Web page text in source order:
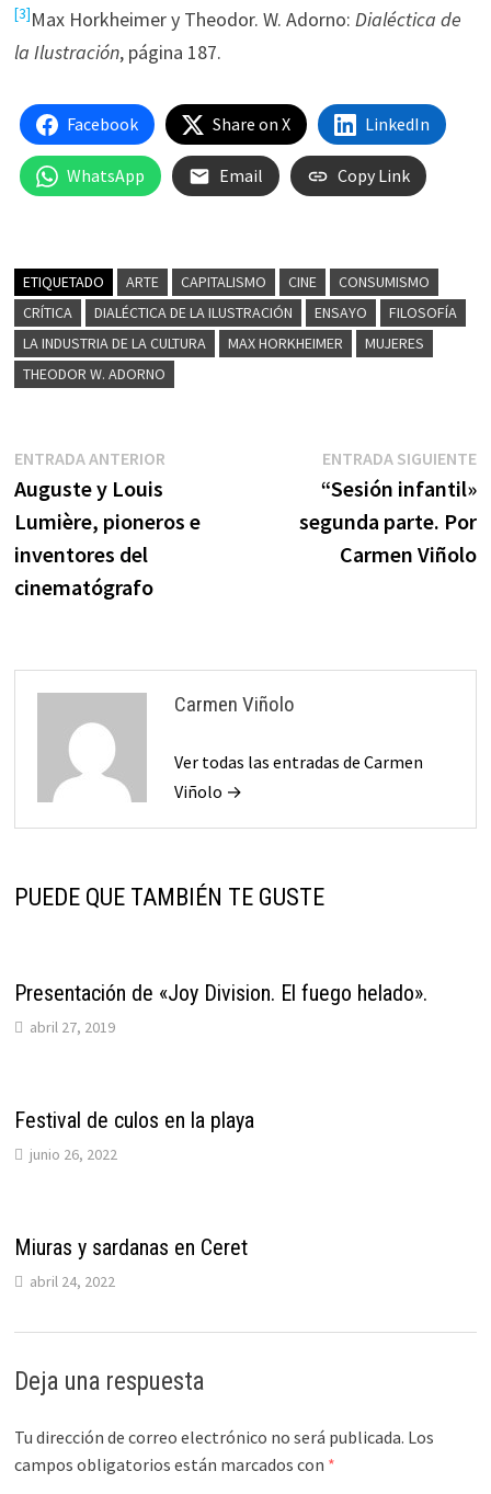
[3]Max Horkheimer y Theodor. W. Adorno: Dialéctica de
la Ilustración, página 187.
Facebook Share on X LinkedIn
WhatsApp Email Copy Link
ETIQUETADO ARTE CAPITALISMO CINE
CONSUMISMO
CRÍTICA
DIALÉCTICA DE LA ILUSTRACIÓN ENSAYO
FILOSOFÍA
LA INDUSTRIA DE LA CULTURA
MAX HORKHEIMER
MUJERES
THEODOR W. ADORNO
Navegación
de
entradas
ENTRADA ANTERIOREntrada
Auguste y Louis
Lumière, pioneros e
inventores del
cinematógrafo
ENTRADA SIGUIENTE
“Sesión infantil»
segunda parte. Por
Carmen Viñolo
Carmen Viñolo
Ver todas las entradas de Carmen
Viñolo →
PUEDE QUE TAMBIÉN TE GUSTE
Presentación de «Joy Division. El fuego helado».
abril 27, 2019
Festival de culos en la playa
junio 26, 2022
Miuras y sardanas en Ceret
abril 24, 2022
Deja una respuesta
Tu dirección de correo electrónico no será publicada. Los
campos obligatorios están marcados con *